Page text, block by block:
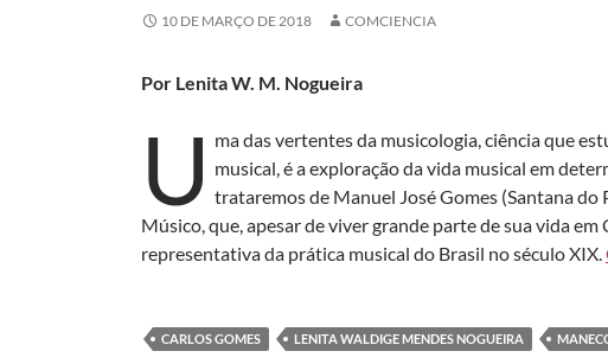
10 DE MARÇO DE 2018 COMCIENCIA
Por Lenita W. M. Nogueira
U ma das vertentes da musicologia, ciência que
musical, é a exploração da vida musical em
trataremos de Manuel José Gomes (Santana
Músico, que, apesar de viver grande parte de sua vida em
representativa da prática musical do Brasil no século XIX.
CARLOS GOMES LENITA WALDIGE MENDES NOGUEIRA